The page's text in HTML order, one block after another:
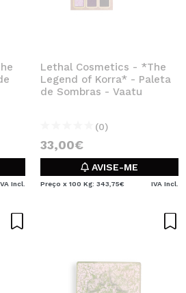
Incl.
Lethal Cosmetics - *The
Legend of Korra* - Paleta
de Sombras - Vaatu
(0)
33,00€
AVISE-ME
Preço x 100 Kg: 343,75€ IVA Incl.